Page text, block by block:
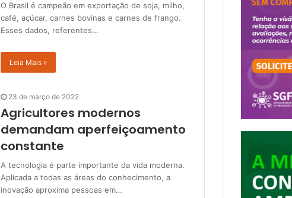
O Brasil é campeão em exportação de soja, milho,
café, açúcar, carnes bovinas e carnes de frango.
Esses dados, referentes…
Leia Mais »
23 de março de 2022
Agricultores modernos
demandam aperfeiçoamento
constante
A tecnologia é parte importante da vida moderna.
Aplicada a todas as áreas do conhecimento, a
inovação aproxima pessoas em…